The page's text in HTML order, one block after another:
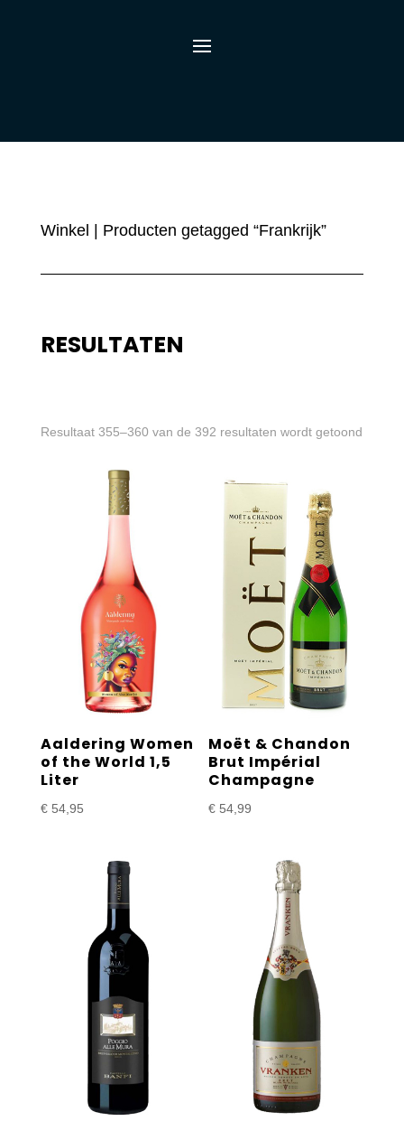
Winkel | Producten getagged “Frankrijk”
RESULTATEN
Resultaat 355–360 van de 392 resultaten wordt getoond
Aaldering Women
of the World 1,5
Liter
€54,95
Moët & Chandon
Brut Impérial
Champagne
€ 54,99